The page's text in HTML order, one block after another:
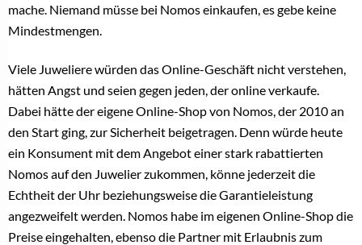
mache. Niemand müsse bei Nomos einkaufen, es gebe keine
Mindestmengen.
Viele Juweliere würden das Online-Geschäft nicht verstehen,
hätten Angst und seien gegen jeden, der online verkaufe.
Dabei hätte der eigene Online-Shop von Nomos, der 2010 an
den Start ging, zur Sicherheit beigetragen. Denn würde heute
ein Konsument mit dem Angebot einer stark rabattierten
Nomos auf den Juwelier zukommen, könne jederzeit die
Echtheit der Uhr beziehungsweise die Garantieleistung
angezweifelt werden. Nomos habe im eigenen Online-Shop die
Preise eingehalten, ebenso die Partner mit Erlaubnis zum